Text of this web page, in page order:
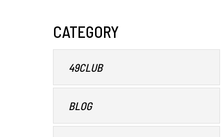
CATEGORY
49CLUB
BLOG